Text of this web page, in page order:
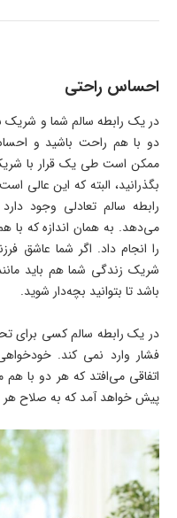
احساس راحتی
در یک رابطه سالم شما و شریک
دو با هم راحت باشید و
ممکن است طی یک قرار با
بگذرانید، البته که این
رابطه سالم تعادلی وجود
می‌دهد. به همان اندازه که با
را انجام داد. اگر شما عاشق
شریک زندگی شما هم باید
باشد تا بتوانید بچه‌دار شوید.
در یک رابطه سالم کسی برای
فشار وارد نمی کند.
اتفاقی می‌افتد که هر دو با
پیش خواهد آمد که به صلاح هر